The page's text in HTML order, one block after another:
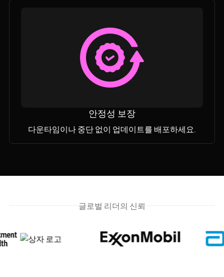
안정성 보장
다운타임이나 중단 없이 업데이트를 배포하세요.
글로벌 리더의 신뢰